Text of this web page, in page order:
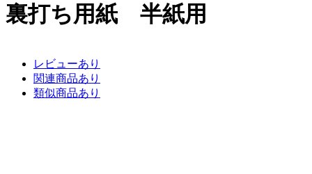
裏打ち用紙 半紙用
レビューあり
関連商品あり
類似商品あり